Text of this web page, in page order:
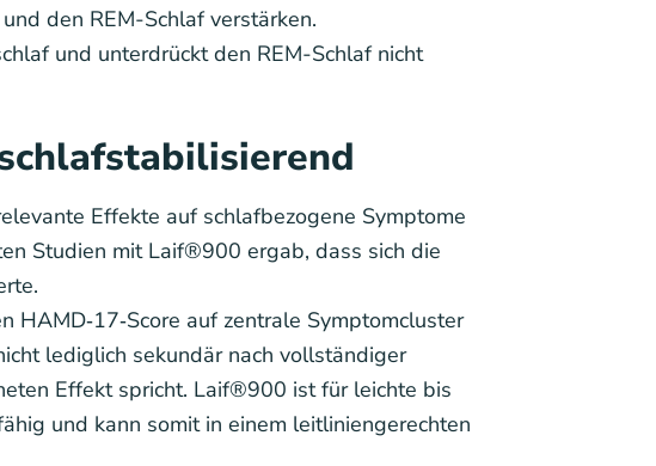
den REM-Schlaf verstärken.
und unterdrückt den REM-Schlaf nicht
Effekte auf schlafbezogene Symptome
Studien mit Laif®900 ergab, dass sich die
HAMD‑17‑Score auf zentrale Symptomcluster
lediglich sekundär nach vollständiger
Effekt spricht. Laif®900 ist für leichte bis
und kann somit in einem leitliniengerechten